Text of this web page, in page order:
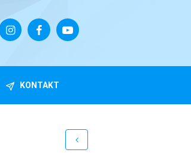
KONTAKT